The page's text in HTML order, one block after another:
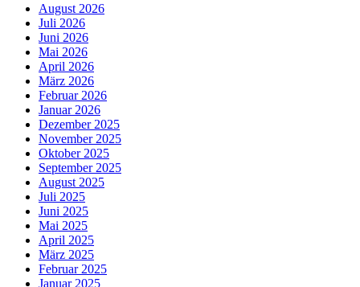
August 2026
Juli 2026
Juni 2026
Mai 2026
April 2026
März 2026
Februar 2026
Januar 2026
Dezember 2025
November 2025
Oktober 2025
September 2025
August 2025
Juli 2025
Juni 2025
Mai 2025
April 2025
März 2025
Februar 2025
Januar 2025